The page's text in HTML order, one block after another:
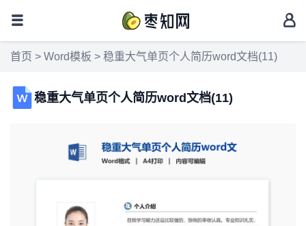
首页 > Word模板 > 稳重大气单页个人简历word文档(11)
稳重大气单页个人简历word文档(11)